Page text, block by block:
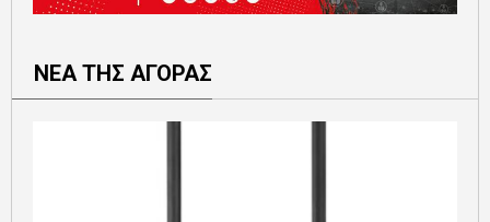
ΝΕΑ ΤΗΣ ΑΓΟΡΑΣ